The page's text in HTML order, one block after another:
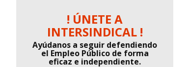
! ÚNETE A
INTERSINDICAL !
Ayúdanos a seguir defendiendo
el Empleo Público de forma
eficaz e independiente.